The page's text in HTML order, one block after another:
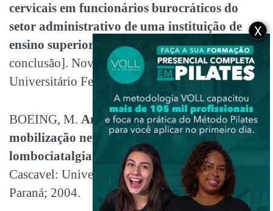
cervicais em funcionários burocráticos do
setor administrativo de uma instituição de
ensino superior do vale dos sinos.[trabalho de
conclusão]. Novo Hamburgo: Centro
Universitário Feevale; 2009.
BOEING, M. Análise da eficácia de técnicas de
mobilização neural para pacientes com
lombociatalgia . [trabalho de conclusão].
Cascavel: Universidade Estadual do Oeste do
Paraná; 2004.
X